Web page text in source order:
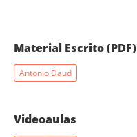
Material Escrito (PDF)
Antonio Daud
Videoaulas